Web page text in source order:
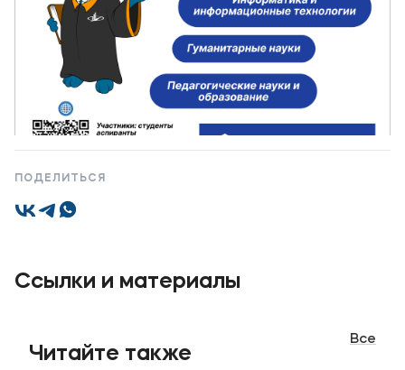
ПОДЕЛИТЬСЯ
Ссылки и материалы
Читайте также
Все